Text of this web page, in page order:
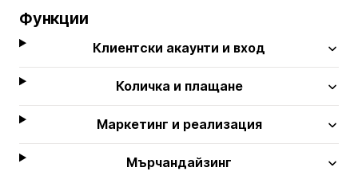
Функции
Клиентски акаунти и вход
Количка и плащане
Маркетинг и реализация
Мърчандайзинг